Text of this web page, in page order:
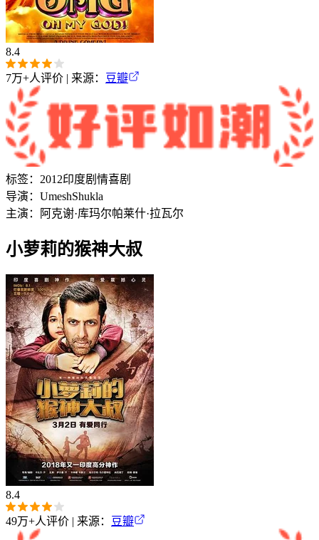
8.4
7万+人评价 | 来源： 豆瓣
标签： 2012印度剧情喜剧
导演： UmeshShukla
主演：
阿克谢·库玛尔帕莱什·拉瓦尔
小萝莉的猴神大叔
8.4
49万+人评价 | 来源： 豆瓣